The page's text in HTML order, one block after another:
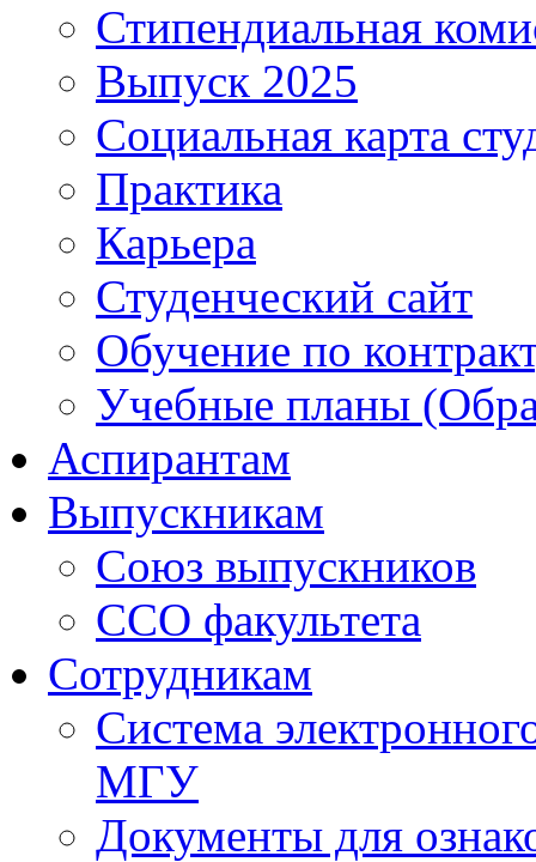
Стипендиальная
Выпуск 2025
Социальная карта
Практика
Карьера
Студенческий сайт
Обучение по
Учебные планы
Аспирантам
Выпускникам
Союз выпускников
ССО факультета
Сотрудникам
Система
МГУ
Документы для